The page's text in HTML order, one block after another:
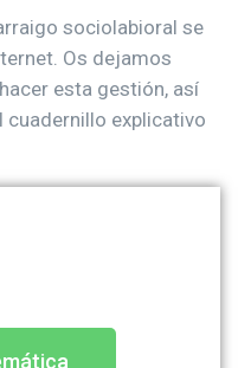
sociolabioral se
Os dejamos
esta gestión, así
cuadernillo explicativo